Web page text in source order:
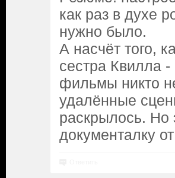
как раз в духе
нужно было.
А насчёт того,
сестра Квилла
фильмы никто
удалённые
раскрылось. Но
документалку